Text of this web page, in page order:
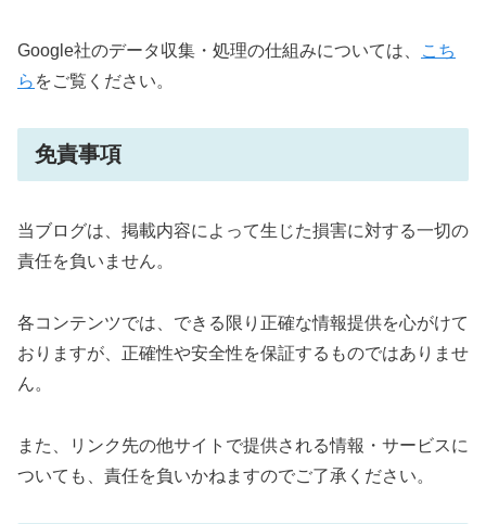
Google社のデータ収集・処理の仕組みについては、
こち
ら をご覧ください。
免責事項
当ブログは、掲載内容によって生じた損害に対する一切の
責任を負いません。
各コンテンツでは、できる限り正確な情報提供を心がけて
おりますが、正確性や安全性を保証するものではありませ
ん。
また、リンク先の他サイトで提供される情報・サービスに
ついても、責任を負いかねますのでご了承ください。